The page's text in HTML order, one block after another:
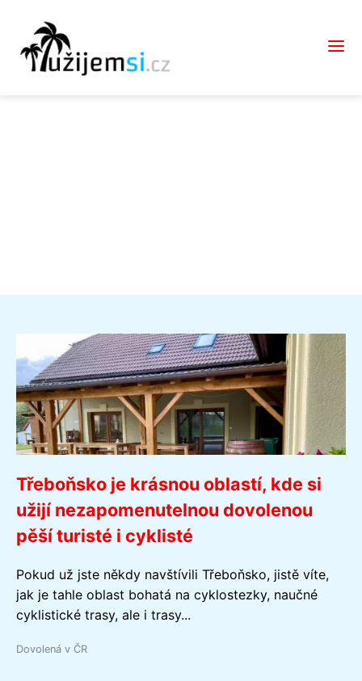
Třeboňsko je krásnou oblastí, kde si
užijí nezapomenutelnou dovolenou
pěší turisté i cyklisté
Pokud už jste někdy navštívili Třeboňsko, jistě víte,
jak je tahle oblast bohatá na cyklostezky, naučné
cyklistické trasy, ale i trasy...
Dovolená v ČR